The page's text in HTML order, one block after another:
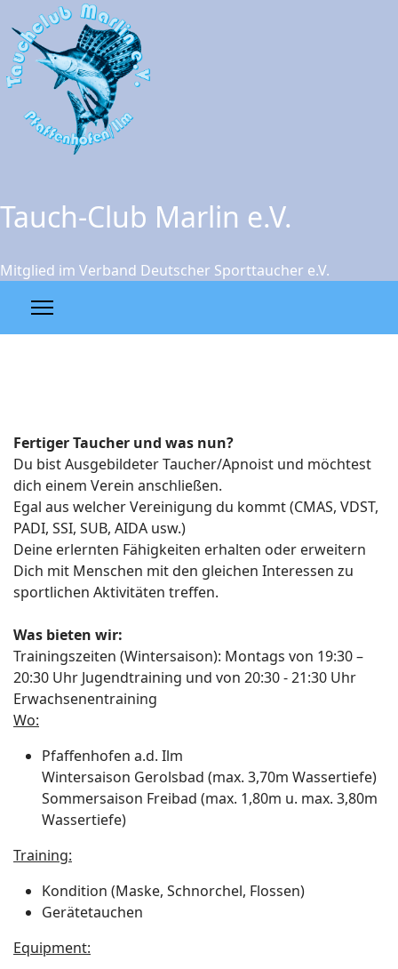
Tauch-Club Marlin e.V.
Mitglied im Verband Deutscher Sporttaucher e.V.
Fertiger Taucher und was nun?
Du bist Ausgebildeter Taucher/Apnoist und möchtest
dich einem Verein anschließen.
Egal aus welcher Vereinigung du kommt (CMAS, VDST,
PADI, SSI, SUB, AIDA usw.)
Deine erlernten Fähigkeiten erhalten oder erweitern
Dich mit Menschen mit den gleichen Interessen zu
sportlichen Aktivitäten treffen.
Was bieten wir:
Trainingszeiten (Wintersaison): Montags von 19:30 –
20:30 Uhr Jugendtraining und von 20:30 - 21:30 Uhr
Erwachsenentraining
Wo:
Pfaffenhofen a.d. Ilm
Wintersaison Gerolsbad (max. 3,70m Wassertiefe)
Sommersaison Freibad (max. 1,80m u. max. 3,80m
Wassertiefe)
Training:
Kondition (Maske, Schnorchel, Flossen)
Gerätetauchen
Equipment: